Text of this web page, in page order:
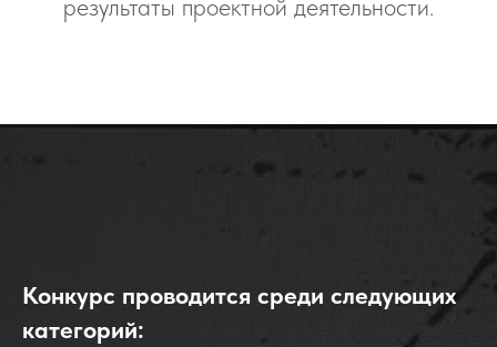
результаты проектной деятельности.
Конкурс проводится среди следующих
категорий: